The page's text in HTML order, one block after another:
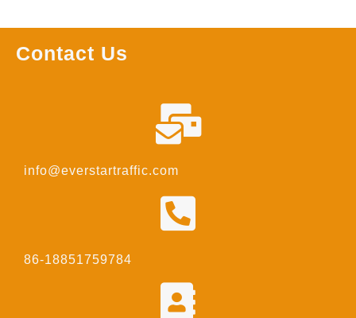
Contact Us
info@everstartraffic.com
86-18851759784